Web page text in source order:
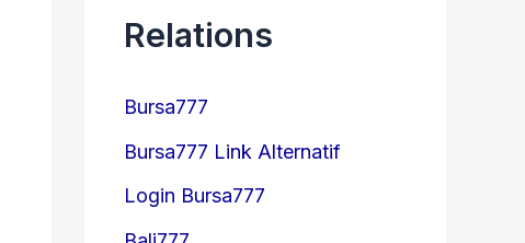
Relations
Bursa777
Bursa777 Link Alternatif
Login Bursa777